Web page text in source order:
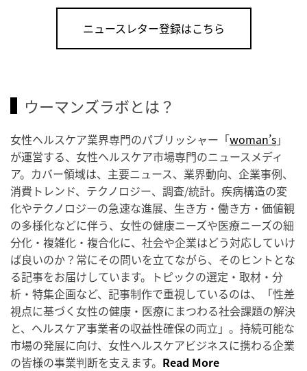
ニュースレター登録はこちら
ウーマンズラボとは？
女性ヘルスケア業界専門のパブリッシャー「woman’s」
が運営する、女性ヘルスケア市場専門のニュースメディ
ア。カバー領域は、主要ニュース、業界動向、企業事例、
消費トレンド、テクノロジー、調査/統計。疾病構造の変
化やテクノロジーの急速な進展、生き方・働き方・価値観
の多様化などに伴う、女性の健康ニーズや医療ニーズの細
分化・複雑化・複合化に、社会や企業はどう対応していけ
ば良いのか？常にその問いを立てながら、そのヒントとな
る記事をお届けしています。トピックの選定・取材・分
析・特集企画など、記事制作で重視しているのは、「性差
視点に基づく女性の健康・医療にまつわる社会課題の解決
と、ヘルスケア事業者の収益性確保の両立」。持続可能な
市場の発展に向け、女性ヘルスケアビジネスに携わる企業
の皆様の事業判断を支えます。 Read More